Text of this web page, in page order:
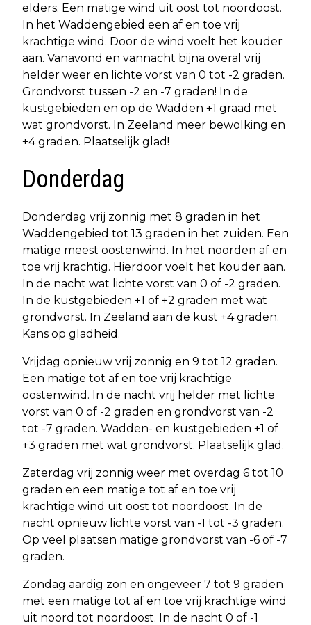
elders. Een matige wind uit oost tot noordoost.
In het Waddengebied een af en toe vrij
krachtige wind. Door de wind voelt het kouder
aan. Vanavond en vannacht bijna overal vrij
helder weer en lichte vorst van 0 tot -2 graden.
Grondvorst tussen -2 en -7 graden! In de
kustgebieden en op de Wadden +1 graad met
wat grondvorst. In Zeeland meer bewolking en
+4 graden. Plaatselijk glad!
Donderdag
Donderdag vrij zonnig met 8 graden in het
Waddengebied tot 13 graden in het zuiden. Een
matige meest oostenwind. In het noorden af en
toe vrij krachtig. Hierdoor voelt het kouder aan.
In de nacht wat lichte vorst van 0 of -2 graden.
In de kustgebieden +1 of +2 graden met wat
grondvorst. In Zeeland aan de kust +4 graden.
Kans op gladheid.
Vrijdag opnieuw vrij zonnig en 9 tot 12 graden.
Een matige tot af en toe vrij krachtige
oostenwind. In de nacht vrij helder met lichte
vorst van 0 of -2 graden en grondvorst van -2
tot -7 graden. Wadden- en kustgebieden +1 of
+3 graden met wat grondvorst. Plaatselijk glad.
Zaterdag vrij zonnig weer met overdag 6 tot 10
graden en een matige tot af en toe vrij
krachtige wind uit oost tot noordoost. In de
nacht opnieuw lichte vorst van -1 tot -3 graden.
Op veel plaatsen matige grondvorst van -6 of -7
graden.
Zondag aardig zon en ongeveer 7 tot 9 graden
met een matige tot af en toe vrij krachtige wind
uit noord tot noordoost. In de nacht 0 of -1